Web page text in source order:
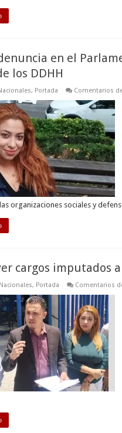
en el
los DDHH
, Portada Comentarios
organizaciones sociales y
cargos imputados a
Nacionales, Portada Comentarios